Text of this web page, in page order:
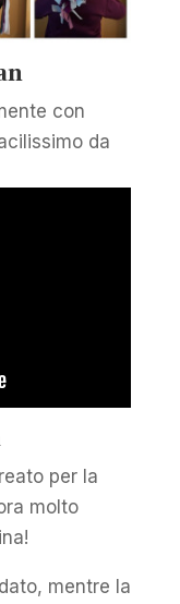
con
da
per la
molto
mentre la